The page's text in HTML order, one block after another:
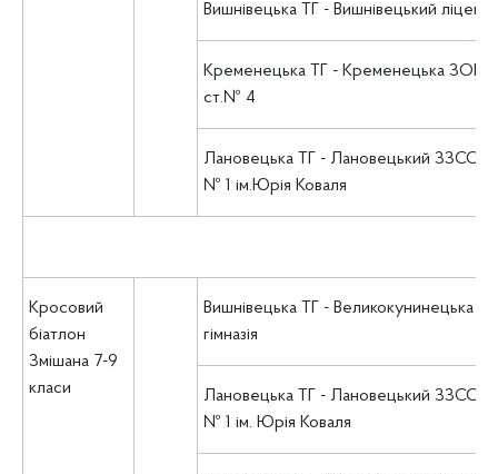
Вишнівецька ТГ - Вишнівецький ліцей
Кременецька ТГ - Кременецька ЗОШ І-
ст.№ 4
Лановецька ТГ - Лановецький ЗЗСО І-
№ 1 ім.Юрія Коваля
Кросовий
біатлон
Змішана 7-9
класи
Вишнівецька ТГ - Великокунинецька
гімназія
Лановецька ТГ - Лановецький ЗЗСО І-
№ 1 ім. Юрія Коваля